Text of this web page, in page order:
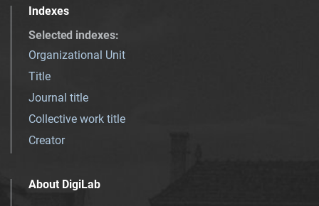
Indexes
Selected indexes:
Organizational Unit
Title
Journal title
Collective work title
Creator
About DigiLab